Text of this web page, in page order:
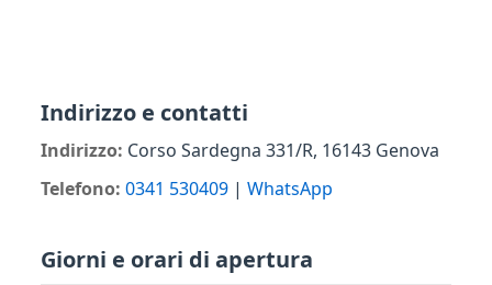
Indirizzo e contatti
Indirizzo: Corso Sardegna 331/R, 16143 Genova
Telefono: 0341 530409| WhatsApp
Giorni e orari di apertura